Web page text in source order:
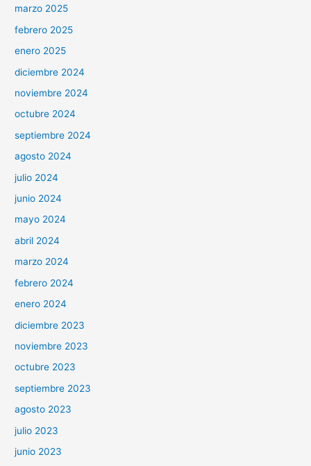
marzo 2025
febrero 2025
enero 2025
diciembre 2024
noviembre 2024
octubre 2024
septiembre 2024
agosto 2024
julio 2024
junio 2024
mayo 2024
abril 2024
marzo 2024
febrero 2024
enero 2024
diciembre 2023
noviembre 2023
octubre 2023
septiembre 2023
agosto 2023
julio 2023
junio 2023